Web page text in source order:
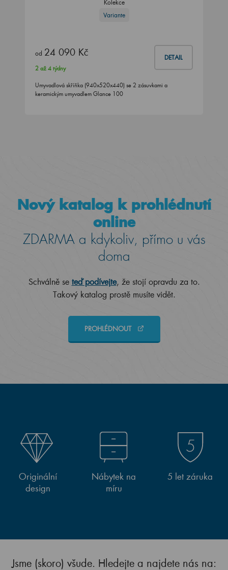
Kolekce
Variante
od 24 090 Kč DETAIL
2 až 4 týdny
Umyvadlová skříňka (940x520x440) se 2 zásuvkami a
keramickým umyvadlem Glance 100
Nový katalog k prohlédnutí
online
ZDARMA a kdykoliv, přímo u vás
doma
Schválně se teď podívejte, že stojí opravdu za to.
Takový katalog prostě musíte vidět.
PROHLÉDNOUT
Originální
design
Nábytek na
míru
5 let záruka
Jsme (skoro) všude. Hledejte a najdete nás na: